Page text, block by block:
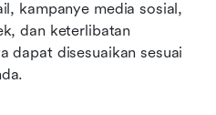
kampanye media sosial,
dan keterlibatan
dapat disesuaikan sesuai